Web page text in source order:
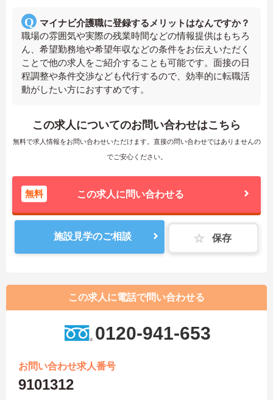
マイナビ介護職に登録するメリットはなんですか？
職場の雰囲気や実際の残業時間などの情報提供はもちろ
ん、希望勤務地や希望年収などの条件をお伝えいただく
ことで他の求人をご紹介することも可能です。面接の日
程調整や条件交渉なども代行するので、効率的に転職活
動がしたい方におすすめです。
この求人についてのお問い合わせはこちら
無料で求人情報をお問い合わせいただけます。直接の問い合わせではありませんの
でご安心ください。
無料 この求人に問い合わせる
施設見学のご相談 保存
この求人に電話で問い合わせる
0120-941-653
お問い合わせ求人番号
9101312